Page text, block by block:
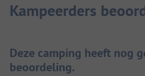
Kampeerders
Deze camping heeft nog
beoordeling.